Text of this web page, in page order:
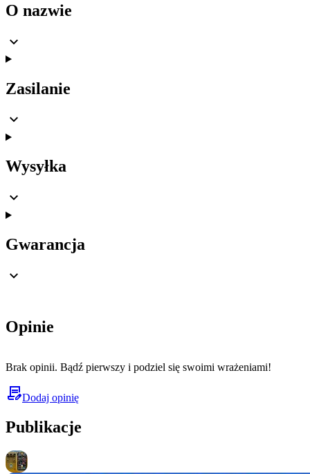
O nazwie
Zasilanie
Wysyłka
Gwarancja
Opinie
Brak opinii. Bądź pierwszy i podziel się swoimi wrażeniami!
Dodaj opinię
Publikacje